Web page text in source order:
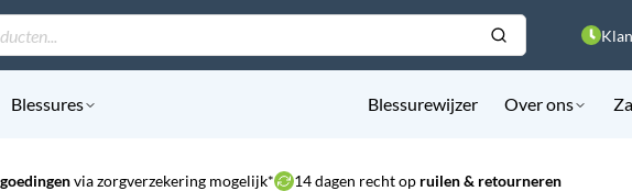
Blessures Blessurewijzer Over ons
via zorgverzekering mogelijk* 14 dagen recht op ruilen & retourneren